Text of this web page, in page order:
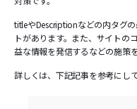
titleやDescriptionなどの内タグ
トがあります。また、サイトの
益な情報を発信するなどの施策
詳しくは、下記記事を参考にし